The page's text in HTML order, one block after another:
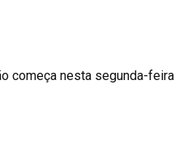
começa nesta segunda-feira